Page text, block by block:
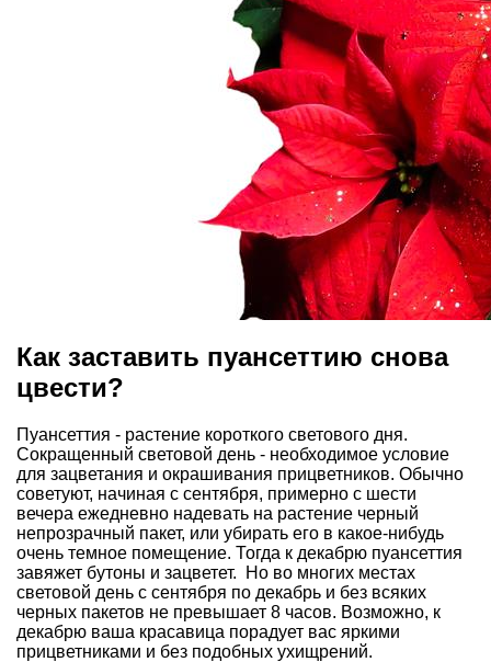
Как заставить пуансеттию снова
цвести?
Пуансеттия - растение короткого светового дня.
Сокращенный световой день - необходимое условие
для зацветания и окрашивания прицветников. Обычно
советуют, начиная с сентября, примерно с шести
вечера ежедневно надевать на растение черный
непрозрачный пакет, или убирать его в какое-нибудь
очень темное помещение. Тогда к декабрю пуансеттия
завяжет бутоны и зацветет. Но во многих местах
световой день с сентября по декабрь и без всяких
черных пакетов не превышает 8 часов. Возможно, к
декабрю ваша красавица порадует вас яркими
прицветниками и без подобных ухищрений.